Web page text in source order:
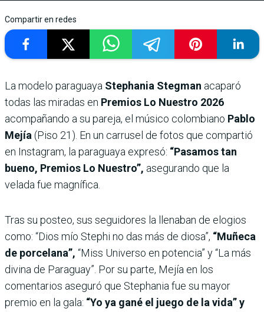
Compartir en redes
La modelo paraguaya Stephania Stegman acaparó
todas las miradas en Premios Lo Nuestro 2026
acompañando a su pareja, el músico colombiano Pablo
Mejía(Piso 21). En un carrusel de fotos que compartió
en Instagram, la paraguaya expresó: “Pasamos tan
bueno, Premios Lo Nuestro”, asegurando que la
velada fue magnífica.
Tras su posteo, sus seguidores la llenaban de elogios
como: “Dios mío Stephi no das más de diosa”, “Muñeca
de porcelana”, “Miss Universo en potencia” y “La más
divina de Paraguay”. Por su parte, Mejía en los
comentarios aseguró que Stephania fue su mayor
premio en la gala: “Yo ya gané el juego de la vida” y